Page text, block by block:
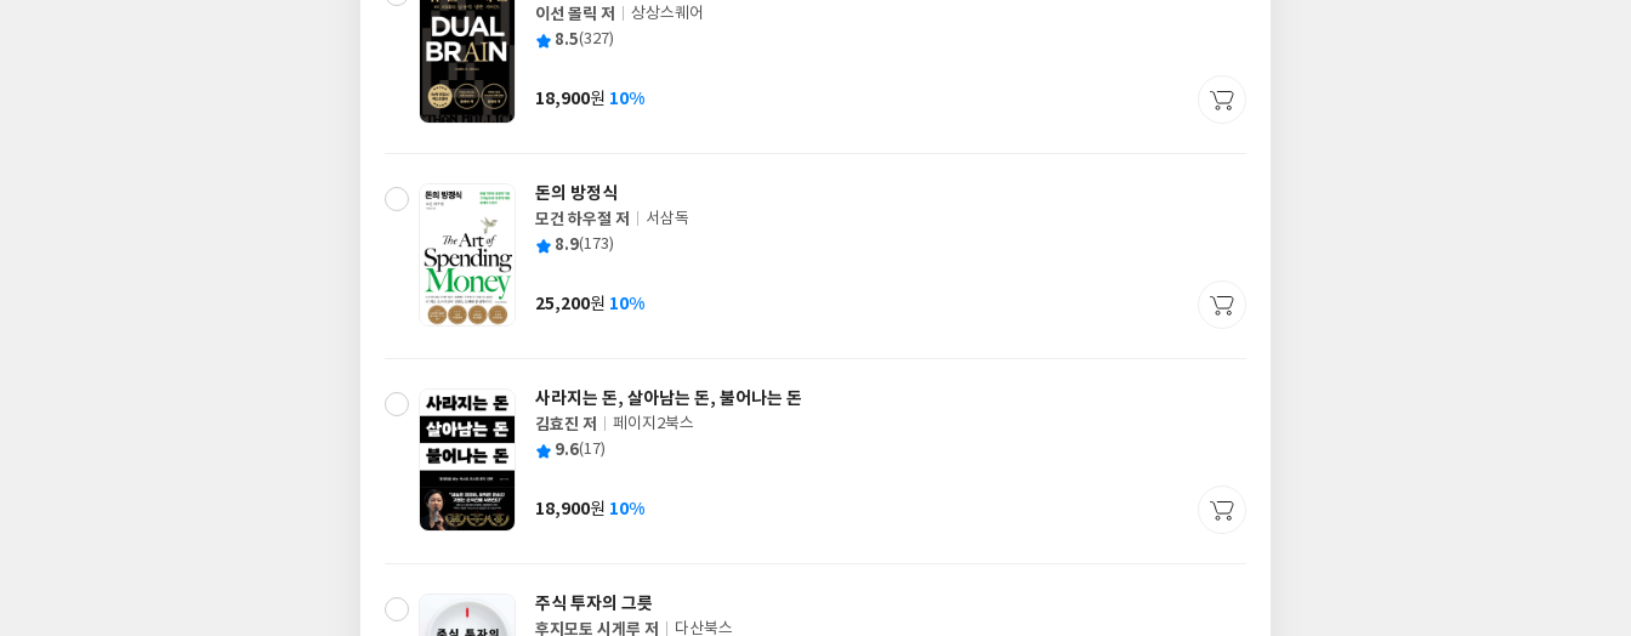
글
쓴
이선 몰릭 저
출
사
상상스퀘어
평 8.5(327)
가
18,900원 10%
돈의 방정식
글
쓴
모건 하우절 저
출
사
서삼독
평 8.9(173)
가
25,200원 10%
사라지는 돈, 살아남는 돈, 불어나는 돈
글
쓴
김효진 저
출
사
페이지2북스
평 9.6(17)
가
18,900원 10%
주식 투자의 그릇
후지모토 시게루 저
다산북스